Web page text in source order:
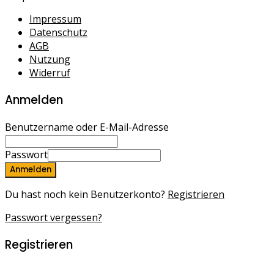
Impressum
Datenschutz
AGB
Nutzung
Widerruf
Anmelden
Benutzername oder E-Mail-Adresse
Passwort
Anmelden
Du hast noch kein Benutzerkonto? Registrieren
Passwort vergessen?
Registrieren